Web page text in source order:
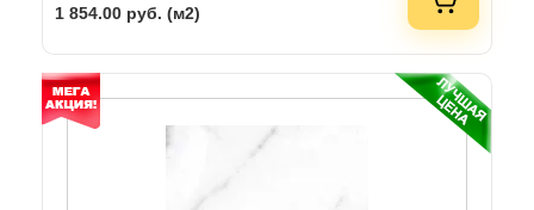
1 854.00 руб. (м2)